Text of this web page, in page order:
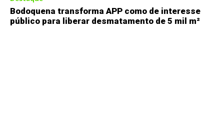
Bodoquena transforma APP como de interesse
público para liberar desmatamento de 5 mil m²